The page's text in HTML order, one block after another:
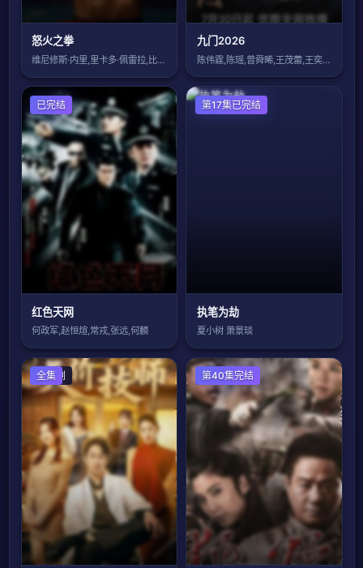
怒火之拳
维尼修斯·内里,里卡多·佩雷拉,比安卡·
九门2026
陈伟霆,陈瑶,曾舜晞,王茂蕾,王奕婷,李
国产剧
已完结
红色天网
何政军,赵恒煊,常戎,张远,何麟
国产剧
第17集已完结
执笔为劫
夏小树 萧景琰
国产剧
全集 国产剧
第40集完结